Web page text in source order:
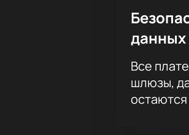
данных
Все
шлюзы,